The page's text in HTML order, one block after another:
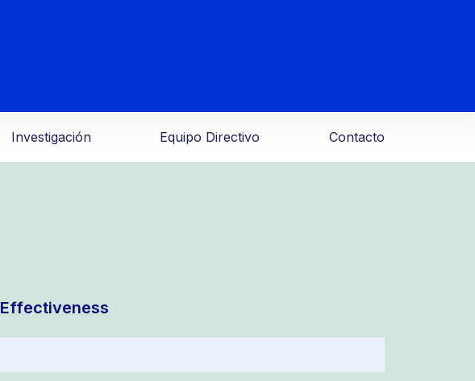
Investigación Equipo Directivo Contacto